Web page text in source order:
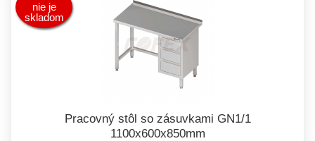
nie je
skladom
Pracovný stôl so zásuvkami GN1/1
1100x600x850mm